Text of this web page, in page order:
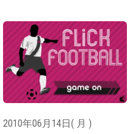
2010年06月14日( 月 )